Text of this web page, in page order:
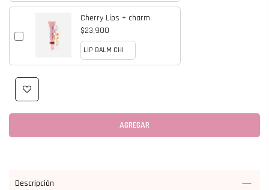
Cherry Lips + charm
$23,900
AGREGAR
Descripción